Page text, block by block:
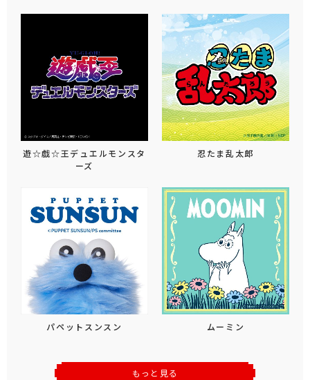
遊☆戯☆王デュエルモンスタ
ーズ
忍たま乱太郎
パペットスンスン ムーミン
もっと見る